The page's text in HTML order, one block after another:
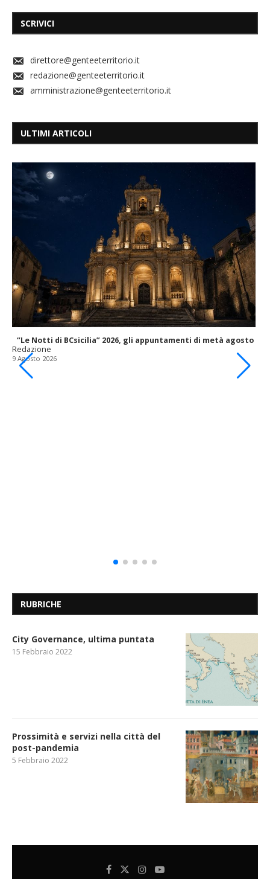
SCRIVICI
direttore@genteeterritorio.it
redazione@genteeterritorio.it
amministrazione@genteeterritorio.it
ULTIMI ARTICOLI
“Le Notti di BCsicilia” 2026, gli appuntamenti di metà agosto
Redazione
9 Agosto 2026
RUBRICHE
City Governance, ultima puntata
15 Febbraio 2022
Prossimità e servizi nella città del
post-pandemia
5 Febbraio 2022